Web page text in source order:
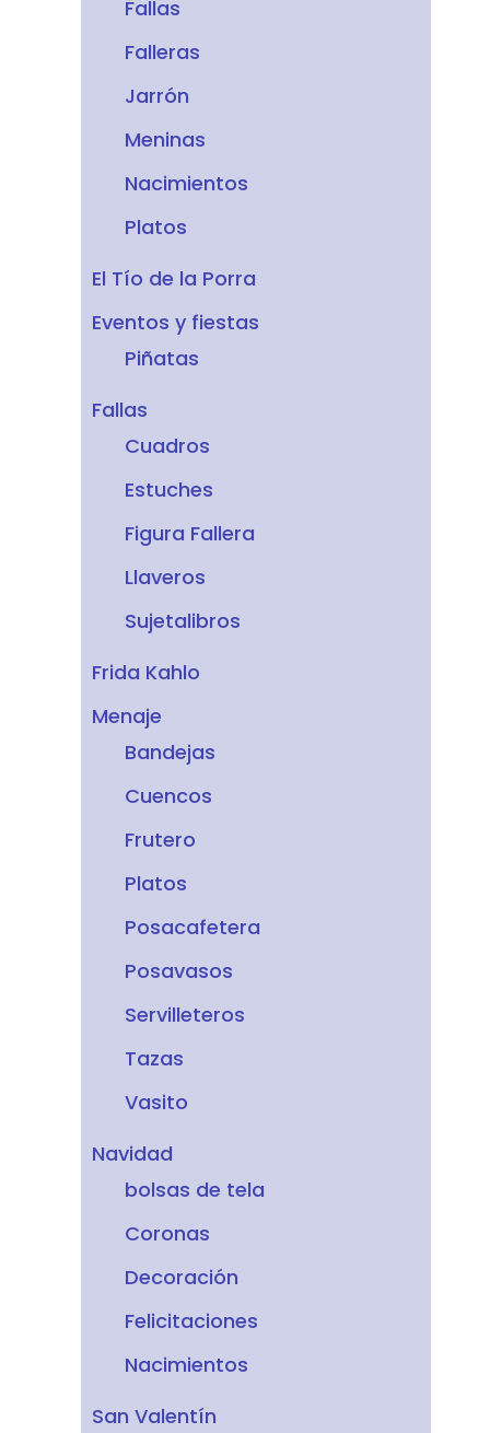
Fallas
Falleras
Jarrón
Meninas
Nacimientos
Platos
El Tío de la Porra
Eventos y fiestas
Piñatas
Fallas
Cuadros
Estuches
Figura Fallera
Llaveros
Sujetalibros
Frida Kahlo
Menaje
Bandejas
Cuencos
Frutero
Platos
Posacafetera
Posavasos
Servilleteros
Tazas
Vasito
Navidad
bolsas de tela
Coronas
Decoración
Felicitaciones
Nacimientos
San Valentín